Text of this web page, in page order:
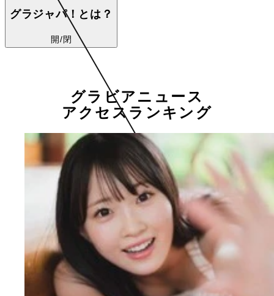
グラジャパ！とは？
開/閉
グラビアニュース
アクセスランキング